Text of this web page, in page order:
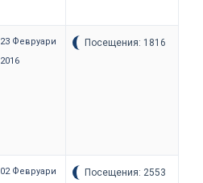
23 Февруари
2016
Посещения: 1816
02 Февруари
Посещения: 2553